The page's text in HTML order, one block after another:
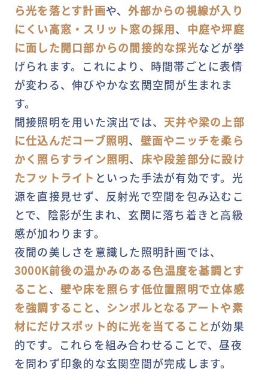
ら光を落とす計画や、外部からの視線が入り
にくい高窓・スリット窓の採用、 中庭や坪庭
に面した開口部からの間接的な採光などが挙
げられます。これにより、時間帯ごとに表情
が変わる、伸びやかな玄関空間が生まれま
す。
間接照明を用いた演出では、 天井や梁の上部
に仕込んだコーブ照明、 壁面やニッチを柔ら
かく照らすライン照明、 床や段差部分に設け
たフットライト といった手法が有効です。光
源を直接見せず、反射光で空間を包み込むこ
とで、陰影が生まれ、玄関に落ち着きと高級
感が加わります。
夜間の美しさを意識した照明計画では、
3000K前後の温かみのある色温度を基調とす
ること、 壁や床を照らす低位置照明で立体感
を強調すること、 シンボルとなるアートや素
材にだけスポット的に光を当てることが効果
的です。これらを組み合わせることで、昼夜
を問わず印象的な玄関空間が完成します。